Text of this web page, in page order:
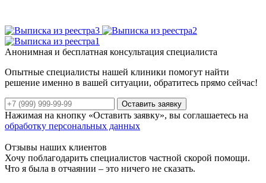
Анонимная и бесплатная консультация специалиста
Опытные специалисты нашей клиники помогут найти
решение именно в вашей ситуации, обратитесь прямо сейчас!
Оставить заявку
Нажимая на кнопку «Оставить заявку», вы соглашаетесь на
обработку персональных данных
Отзывы наших клиентов
Хочу поблагодарить специалистов частной скорой помощи.
Что я была в отчаянии – это ничего не сказать.